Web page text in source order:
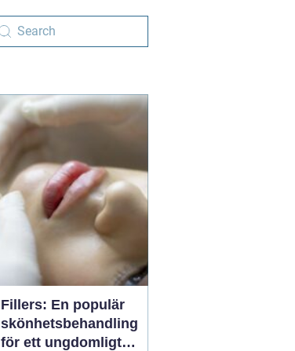
Fillers: En populär
skönhetsbehandling
för ett ungdomligt